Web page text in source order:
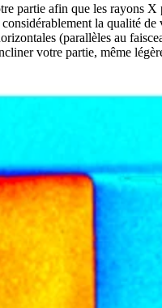
partie afin que les rayons X
la qualité
(parallèles au
votre partie, même